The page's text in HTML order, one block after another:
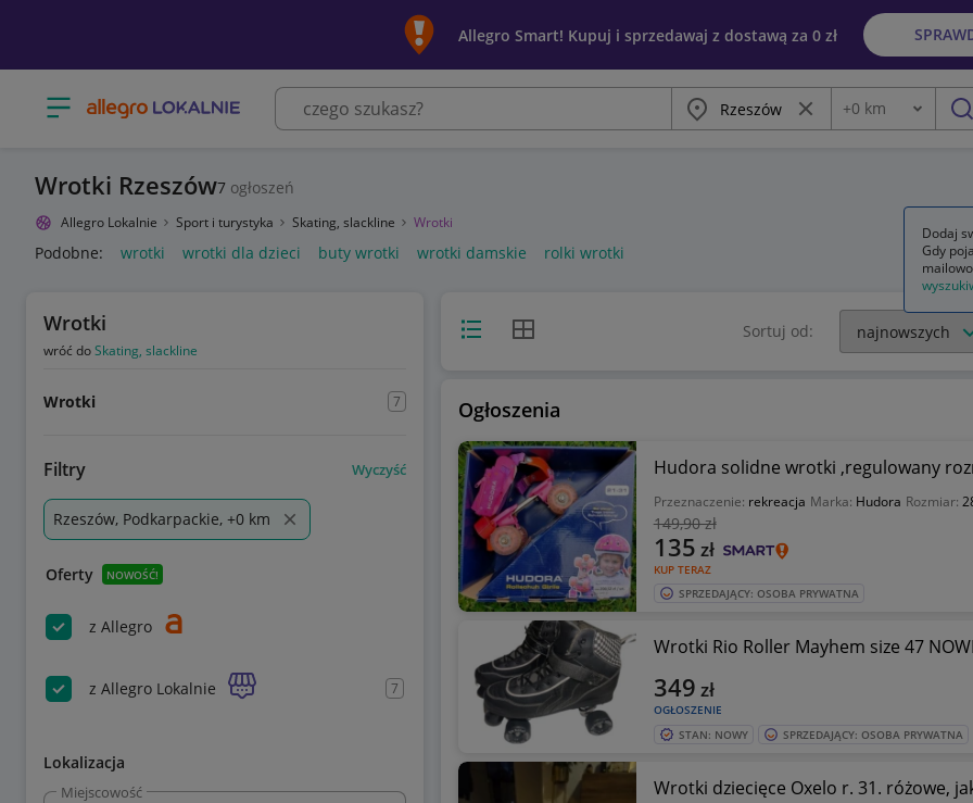
Allegro Smart! Kupuj i sprzedawaj z dostawą za 0 zł
Otwórz menu z kategoriami Miasto Wyczyść frazę
Odległość
+0 km
Wrotki Rzeszów7 ogłoszeń
Allegro Lokalnie Sport i turystyka Skating, slackline Wrotki
Podobne: wrotki wrotki dla dzieci buty wrotki wrotki damskie rolki wrotki
Wrotki
wróć doSkating, slackline
Wrotki 7
Filtry Wyczyść
Rzeszów, Podkarpackie, +0 km
Oferty NOWOŚĆ!
z Allegro
z Allegro Lokalnie 7
Lokalizacja
Miejscowość
Widok listyWidok siatki Sortuj od:
Ogłoszenia
Hudora solidne wrotki ,regulowany
Przeznaczenie: rekreacja Marka: Hudora Rozmiar:
149,90 zł
KUP TERAZ
135 zł
SPRZEDAJĄCY: OSOBA PRYWATNA
Wrotki Rio Roller Mayhem size 47
OGŁOSZENIE
349 zł
STAN: NOWY SPRZEDAJĄCY: OSOBA PRYWATNA
Wrotki dziecięce Oxelo r. 31. różowe,
Dodaj
Gdy